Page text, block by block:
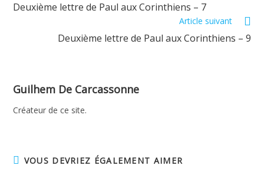
articles
Deuxième lettre de Paul aux Corinthiens – 7
Article suivant
Deuxième lettre de Paul aux Corinthiens – 9
Guilhem De Carcassonne
Créateur de ce site.
VOUS DEVRIEZ ÉGALEMENT AIMER